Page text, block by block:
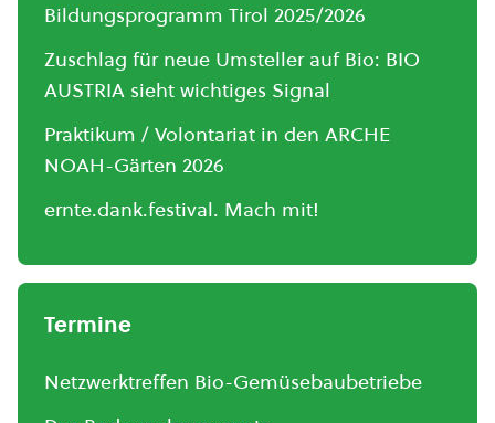
Bildungsprogramm Tirol 2025/2026
Zuschlag für neue Umsteller auf Bio: BIO
AUSTRIA sieht wichtiges Signal
Praktikum / Volontariat in den ARCHE
NOAH-Gärten 2026
ernte.dank.festival. Mach mit!
Termine
Netzwerktreffen Bio-Gemüsebaubetriebe